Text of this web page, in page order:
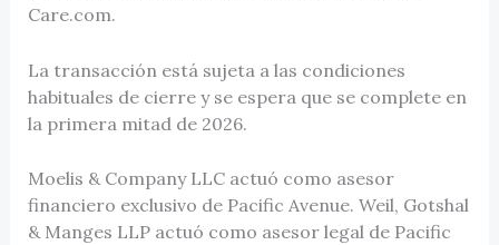
Care.com.
La transacción está sujeta a las condiciones
habituales de cierre y se espera que se complete en
la primera mitad de 2026.
Moelis & Company LLC actuó como asesor
financiero exclusivo de Pacific Avenue. Weil, Gotshal
& Manges LLP actuó como asesor legal de Pacific